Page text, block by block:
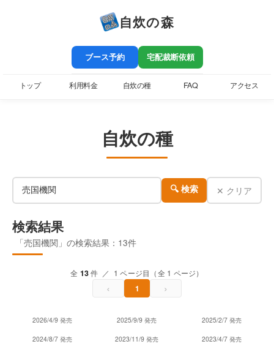
自炊の森
ブース予約 宅配裁断依頼
トップ 利用料金 自炊の種 FAQ アクセス
自炊の種
🔍 検索 ✕ クリア
検索結果
「売国機関」の検索結果：13件
全 13件 ／ 1 ページ目（全 1 ページ）
‹ 1 ›
2026/4/9 発売 2025/9/9 発売 2025/2/7 発売
2024/8/7 発売 2023/11/9 発売 2023/4/7 発売